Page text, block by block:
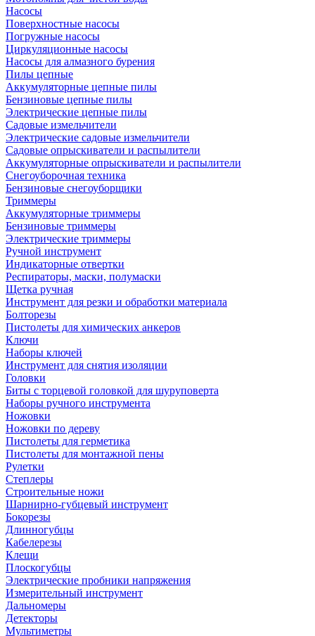
Насосы
Поверхностные насосы
Погружные насосы
Циркуляционные насосы
Насосы для алмазного бурения
Пилы цепные
Аккумуляторные цепные пилы
Бензиновые цепные пилы
Электрические цепные пилы
Садовые измельчители
Электрические садовые измельчители
Садовые опрыскиватели и распылители
Аккумуляторные опрыскиватели и распылители
Снегоуборочная техника
Бензиновые снегоуборщики
Триммеры
Аккумуляторные триммеры
Бензиновые триммеры
Электрические триммеры
Ручной инструмент
Индикаторные отвертки
Респираторы, маски, полумаски
Щетка ручная
Инструмент для резки и обработки материала
Болторезы
Пистолеты для химических анкеров
Ключи
Наборы ключей
Инструмент для снятия изоляции
Головки
Биты с торцевой головкой для шуруповерта
Наборы ручного инструмента
Ножовки
Ножовки по дереву
Пистолеты для герметика
Пистолеты для монтажной пены
Рулетки
Степлеры
Строительные ножи
Шарнирно-губцевый инструмент
Бокорезы
Длинногубцы
Кабелерезы
Клещи
Плоскогубцы
Электрические пробники напряжения
Измерительный инструмент
Дальномеры
Детекторы
Мультиметры